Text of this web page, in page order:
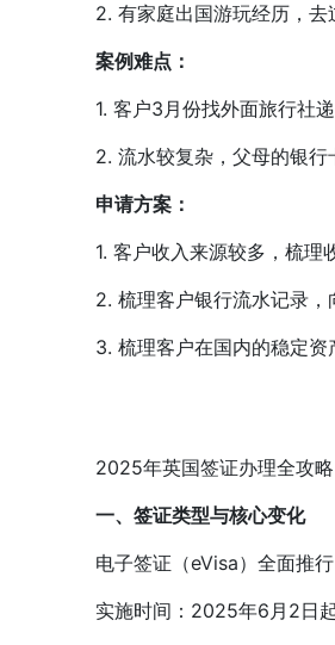
2. 有家庭出国游玩经历，去
案例难点：
1. 客户3月份找外面旅行社递
2. 流水较复杂，父母的银行
申请方案：
1. 客户收入来源较多，梳理
2. 梳理客户银行流水记录，
3. 梳理客户在国内的稳定资
2025年英国签证办理全攻略
一、签证类型与核心变化
电子签证（eVisa）全面推行
实施时间：2025年6月2日起